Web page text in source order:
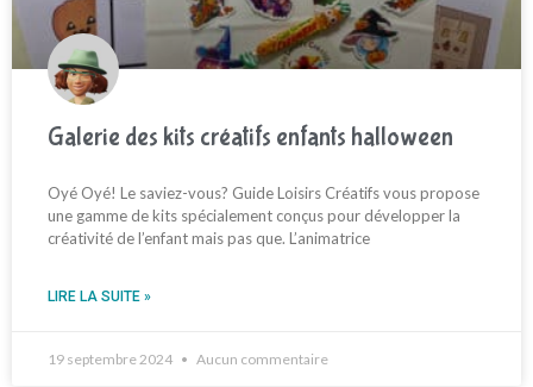
Galerie des kits créatifs enfants halloween
Oyé Oyé! Le saviez-vous? Guide Loisirs Créatifs vous propose
une gamme de kits spécialement conçus pour développer la
créativité de l’enfant mais pas que. L’animatrice
LIRE LA SUITE »
19 septembre 2024 Aucun commentaire